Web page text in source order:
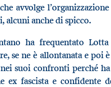
avvolge
alcuni anche di spicco.
ha frequentato
se ne è allontanata e poi
suoi confronti perché
ex fascista e confidente